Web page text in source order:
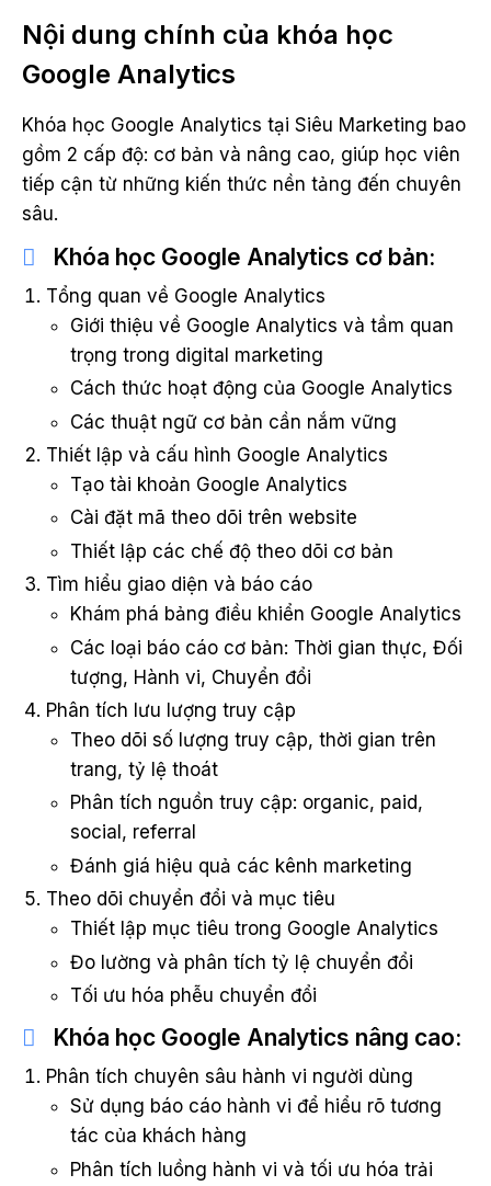
Nội dung chính của khóa học
Google Analytics
Khóa học Google Analytics tại Siêu Marketing bao
gồm 2 cấp độ: cơ bản và nâng cao, giúp học viên
tiếp cận từ những kiến thức nền tảng đến chuyên
sâu.
Khóa học Google Analytics cơ bản:
Tổng quan về Google Analytics
Giới thiệu về Google Analytics và tầm quan
trọng trong digital marketing
Cách thức hoạt động của Google Analytics
Các thuật ngữ cơ bản cần nắm vững
Thiết lập và cấu hình Google Analytics
Tạo tài khoản Google Analytics
Cài đặt mã theo dõi trên website
Thiết lập các chế độ theo dõi cơ bản
Tìm hiểu giao diện và báo cáo
Khám phá bảng điều khiển Google Analytics
Các loại báo cáo cơ bản: Thời gian thực, Đối
tượng, Hành vi, Chuyển đổi
Phân tích lưu lượng truy cập
Theo dõi số lượng truy cập, thời gian trên
trang, tỷ lệ thoát
Phân tích nguồn truy cập: organic, paid,
social, referral
Đánh giá hiệu quả các kênh marketing
Theo dõi chuyển đổi và mục tiêu
Thiết lập mục tiêu trong Google Analytics
Đo lường và phân tích tỷ lệ chuyển đổi
Tối ưu hóa phễu chuyển đổi
Khóa học Google Analytics nâng cao:
Phân tích chuyên sâu hành vi người dùng
Sử dụng báo cáo hành vi để hiểu rõ tương
tác của khách hàng
Phân tích luồng hành vi và tối ưu hóa trải